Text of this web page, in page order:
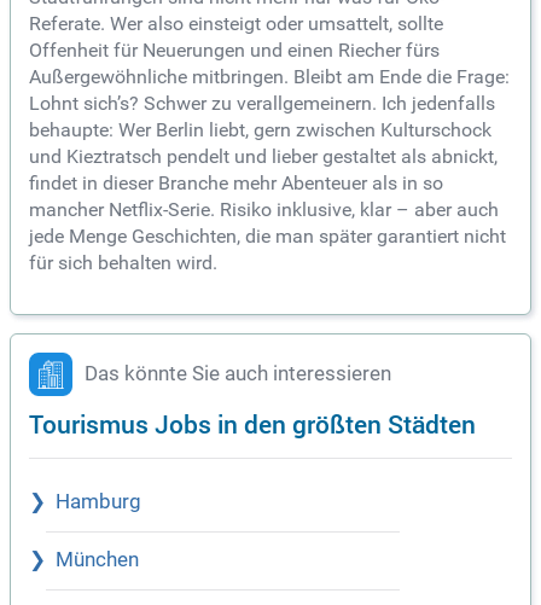
Referate. Wer also einsteigt oder umsattelt, sollte
Offenheit für Neuerungen und einen Riecher fürs
Außergewöhnliche mitbringen. Bleibt am Ende die Frage:
Lohnt sich’s? Schwer zu verallgemeinern. Ich jedenfalls
behaupte: Wer Berlin liebt, gern zwischen Kulturschock
und Kieztratsch pendelt und lieber gestaltet als abnickt,
findet in dieser Branche mehr Abenteuer als in so
mancher Netflix-Serie. Risiko inklusive, klar – aber auch
jede Menge Geschichten, die man später garantiert nicht
für sich behalten wird.
Das könnte Sie auch interessieren
Tourismus Jobs in den größten Städten
Hamburg
München